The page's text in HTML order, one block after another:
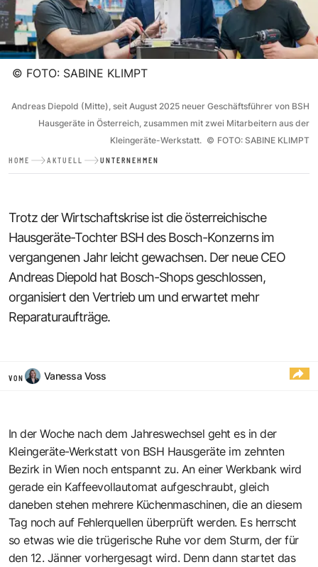
© FOTO: SABINE KLIMPT
Andreas Diepold (Mitte), seit August 2025 neuer Geschäftsführer von BSH
Hausgeräte in Österreich, zusammen mit zwei Mitarbeitern aus der
Kleingeräte-Werkstatt. © FOTO: SABINE KLIMPT
HOME AKTUELL UNTERNEHMEN
Trotz der Wirtschaftskrise ist die österreichische
Hausgeräte-Tochter BSH des Bosch-Konzerns im
vergangenen Jahr leicht gewachsen. Der neue CEO
Andreas Diepold hat Bosch-Shops geschlossen,
organisiert den Vertrieb um und erwartet mehr
Reparaturaufträge.
VON Vanessa Voss
In der Woche nach dem Jahreswechsel geht es in der
Kleingeräte-Werkstatt von BSH Hausgeräte im zehnten
Bezirk in Wien noch entspannt zu. An einer Werkbank wird
gerade ein Kaffeevollautomat aufgeschraubt, gleich
daneben stehen mehrere Küchenmaschinen, die an diesem
Tag noch auf Fehlerquellen überprüft werden. Es herrscht
so etwas wie die trügerische Ruhe vor dem Sturm, der für
den 12. Jänner vorhergesagt wird. Denn dann startet das